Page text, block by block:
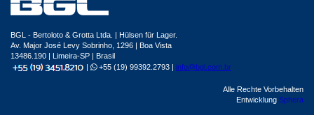
BGL - Bertoloto & Grotta Ltda. | Hülsen für Lager.
Av. Major José Levy Sobrinho, 1296 | Boa Vista
13486.190 | Limeira-SP | Brasil
|
+55 (19) 99392.2793 | info@bgl.com.br
Alle Rechte Vorbehalten
Entwicklung Sphera